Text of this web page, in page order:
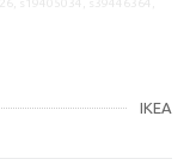
IKEA